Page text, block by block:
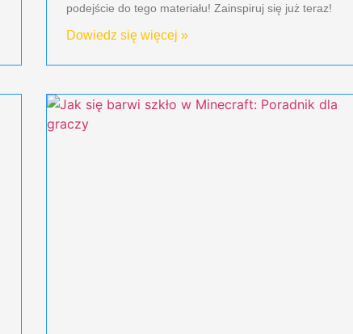
podejście do tego materiału! Zainspiruj się już teraz!
Dowiedz się więcej »